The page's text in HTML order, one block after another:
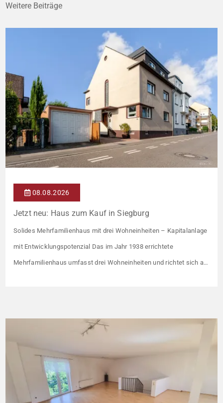
Weitere Beiträge
08.08.2026
Jetzt neu: Haus zum Kauf in Siegburg
Solides Mehrfamilienhaus mit drei Wohneinheiten – Kapitalanlage
mit Entwicklungspotenzial Das im Jahr 1938 errichtete
Mehrfamilienhaus umfasst drei Wohneinheiten und richtet sich an
Damit liegt das Mietniveau deutlich unter dem ortsüblichen